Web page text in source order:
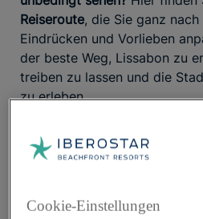
Reiseroute, die Sie ganz nach
Eindrücken und Vorlieben
der beste Weg, Lissabon zu
treiben zu lassen und die
zu erleben.
Cookie-Einstellungen